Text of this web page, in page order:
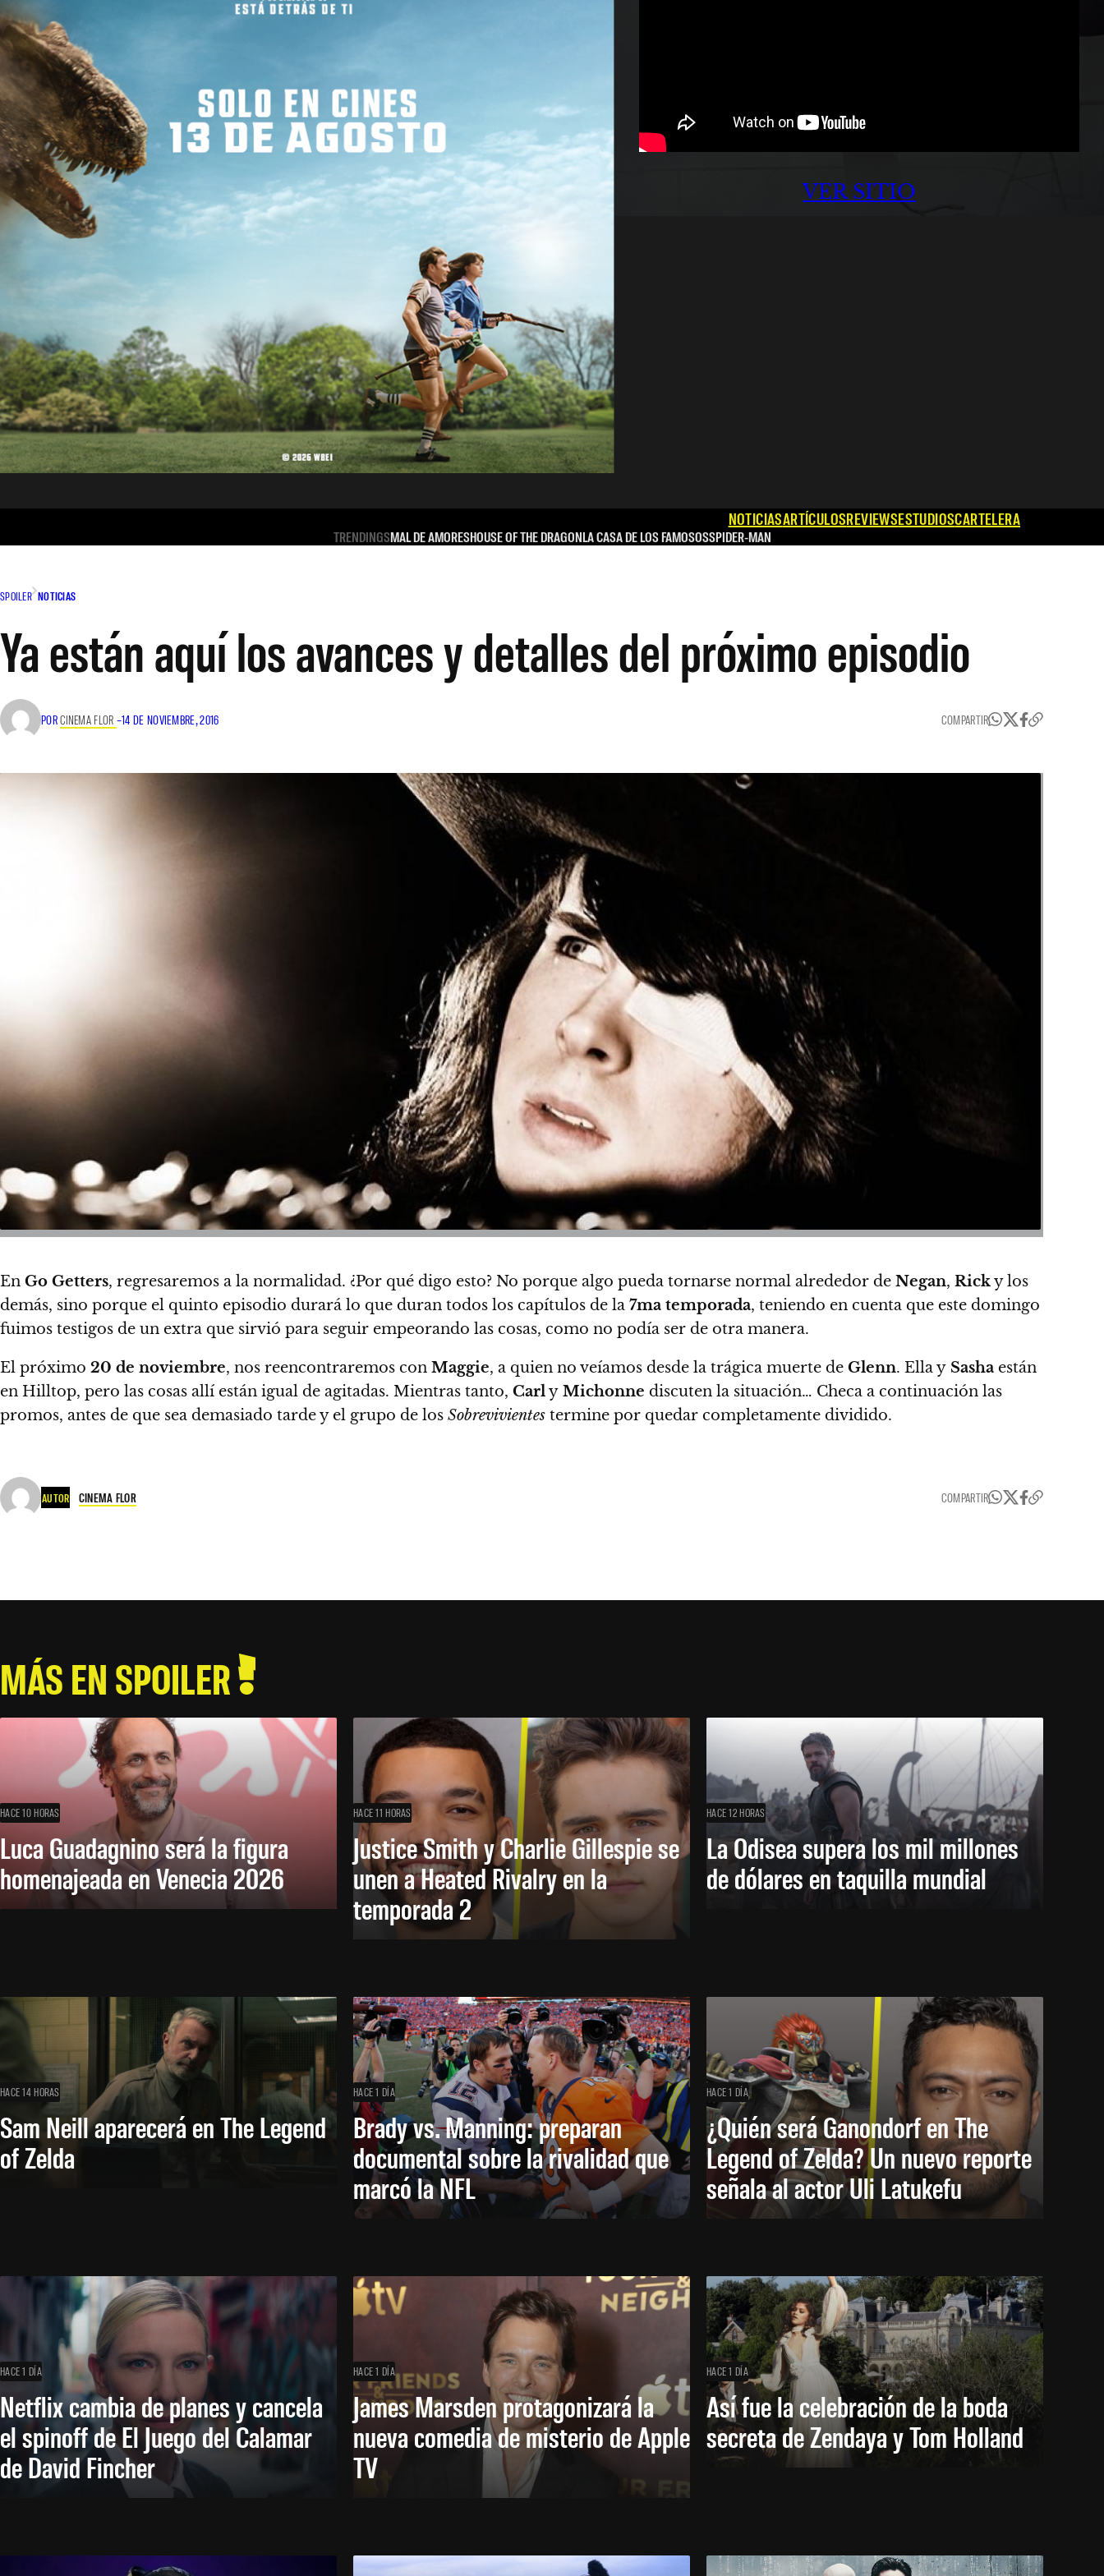
VER SITIO
NOTICIASARTÍCULOSREVIEWSESTUDIOSCARTELERA
TRENDINGSMAL DE AMORESHOUSE OF THE DRAGONLA CASA DE LOS FAMOSOSSPIDER-MAN
SPOILER NOTICIAS
Ya están aquí los avances y detalles del próximo episodio
PORCINEMA FLOR –14 DE NOVIEMBRE, 2016 COMPARTIR
En Go Getters, regresaremos a la normalidad. ¿Por qué digo esto? No porque algo pueda tornarse normal alrededor de Negan, Ricky los
demás, sino porque el quinto episodio durará lo que duran todos los capítulos de la 7ma temporada, teniendo en cuenta que este domingo
fuimos testigos de un extra que sirvió para seguir empeorando las cosas, como no podía ser de otra manera.
El próximo 20 de noviembre, nos reencontraremos con Maggie, a quien no veíamos desde la trágica muerte de Glenn. Ella y Sasha están
en Hilltop, pero las cosas allí están igual de agitadas. Mientras tanto, Carly Michonne discuten la situación… Checa a continuación las
promos, antes de que sea demasiado tarde y el grupo de los Sobrevivientes termine por quedar completamente dividido.
AUTOR CINEMA FLOR COMPARTIR
MÁS EN SPOILER
HACE 10 HORAS
Luca Guadagnino será la figura
homenajeada en Venecia 2026
HACE 11 HORAS
Justice Smith y Charlie Gillespie se
unen a Heated Rivalry en la
temporada 2
HACE 12 HORAS
La Odisea supera los mil millones
de dólares en taquilla mundial
HACE 14 HORAS
Sam Neill aparecerá en The Legend
of Zelda
HACE 1 DÍA
Brady vs. Manning: preparan
documental sobre la rivalidad que
marcó la NFL
HACE 1 DÍA
¿Quién será Ganondorf en The
Legend of Zelda? Un nuevo reporte
señala al actor Uli Latukefu
HACE 1 DÍA
Netflix cambia de planes y cancela
el spinoff de El Juego del Calamar
de David Fincher
HACE 1 DÍA
James Marsden protagonizará la
nueva comedia de misterio de Apple
TV
HACE 1 DÍA
Así fue la celebración de la boda
secreta de Zendaya y Tom Holland